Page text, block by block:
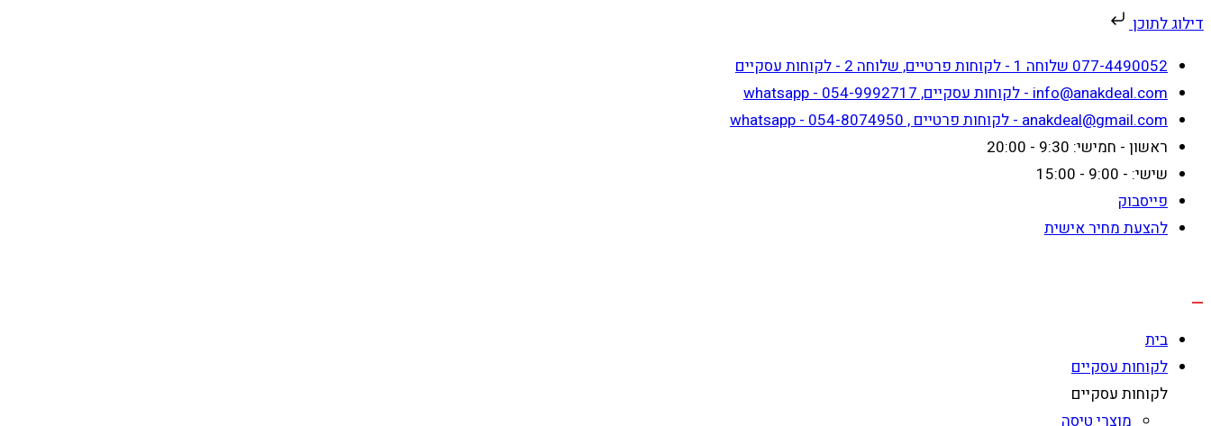
דילוג לתוכן
Skip
content
077-4490052 שלוחה 1 - לקוחות פרטיים, שלוחה 2 - לקוחות עסקיים
info@anakdeal.com - לקוחות עסקיים, whatsapp - 054-9992717
anakdeal@gmail.com - לקוחות פרטיים , whatsapp - 054-8074950
ראשון - חמישי: 9:30 - 20:00
שישי: - 9:00 - 15:00
פייסבוק
להצעת מחיר אישית
בית
לקוחות עסקיים
לקוחות עסקיים
מוצרי טיסה